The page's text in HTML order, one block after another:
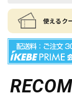
使えるク